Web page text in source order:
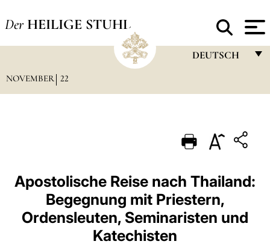
Der HEILIGE STUHL
DEUTSCH
PORTUGUÊS
ESPAÑOL
DEUTSCH
POLSKI
NOVEMBER 22
Apostolische Reise nach Thailand:
Begegnung mit Priestern,
Ordensleuten, Seminaristen und
Katechisten